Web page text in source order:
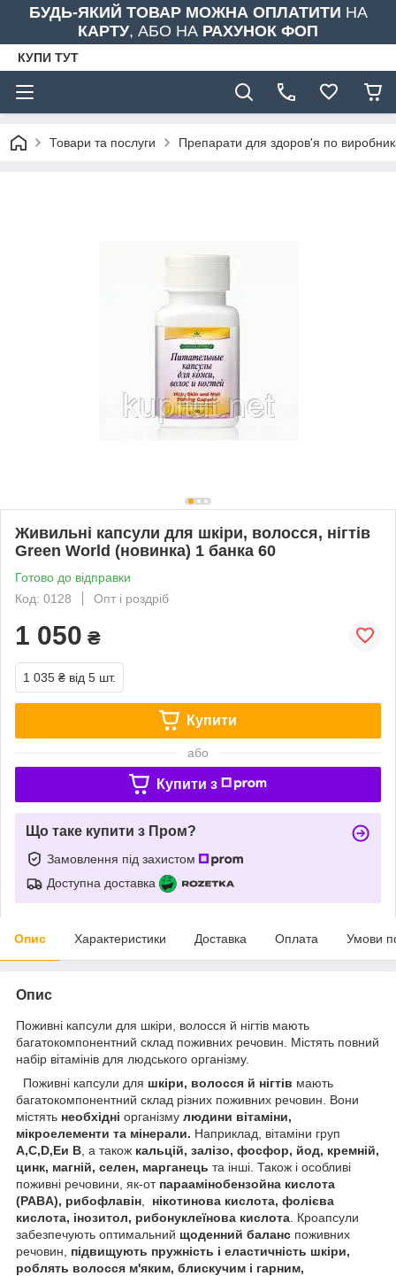
БУДЬ-ЯКИЙ ТОВАР МОЖНА ОПЛАТИТИ НА
КАРТУ, АБО НА РАХУНОК ФОП
КУПИ ТУТ
Товари та послуги Препарати для здоров'я по
Живильні капсули для шкіри, волосся, нігтів
Green World (новинка) 1 банка 60
Готово до відправки
Код: 0128
Опт і роздріб
1 050 ₴
1 035 ₴ від 5 шт.
Купити
або
Купити з
Що таке купити з Пром?
Замовлення під захистом
Доступна доставка
Опис Характеристики Доставка Оплата Умови
Опис
Поживні капсули для шкіри, волосся й нігтів мають
багатокомпонентний склад поживних речовин. Містять повний
набір вітамінів для людського організму.
Поживні капсули для шкіри, волосся й нігтів мають
багатокомпонентний склад різних поживних речовин. Вони
містять необхідні організму людини вітаміни,
мікроелементи та мінерали. Наприклад, вітаміни груп
A,C,D,Eи B , а також кальцій, залізо, фосфор, йод, кремній,
цинк, магній, селен, марганець та інші. Також і особливі
поживні речовини, як-от параамінобензойна кислота
(PABA), рибофлавін
нікотинова кислота, фолієва
кислота, інозитол, рибонуклеїнова кислота . Кроапсули
забезпечують оптимальний щоденний баланс поживних
речовин, підвищують пружність і еластичність шкіри,
роблять волосся м'яким, блискучим і гарним,